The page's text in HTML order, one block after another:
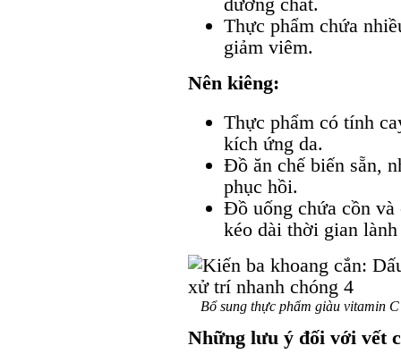
Thực phẩm chứa
giảm viêm.
Nên kiêng:
Thực phẩm có tính
kích ứng da.
Đồ ăn chế biến sẵn,
phục hồi.
Đồ uống chứa cồn
kéo dài thời gian
Bổ sung thực phẩm giàu vitamin
Những lưu ý đối với vết